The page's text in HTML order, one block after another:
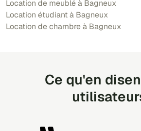
Location de meublé à Bagneux
Location étudiant à Bagneux
Location de chambre à Bagneux
Ce qu'en